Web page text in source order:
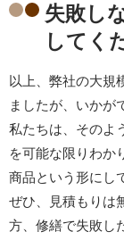
失敗し
してく
以上、弊社の大規
ましたが、いかが
私たちは、そのよ
を可能な限りわか
商品という形にし
ぜひ、見積もりは
方、修繕で失敗し